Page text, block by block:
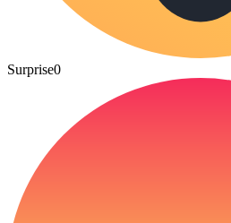
Surprise0